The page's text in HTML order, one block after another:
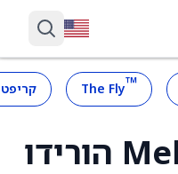
™
The Fly
Melius Research הורידו